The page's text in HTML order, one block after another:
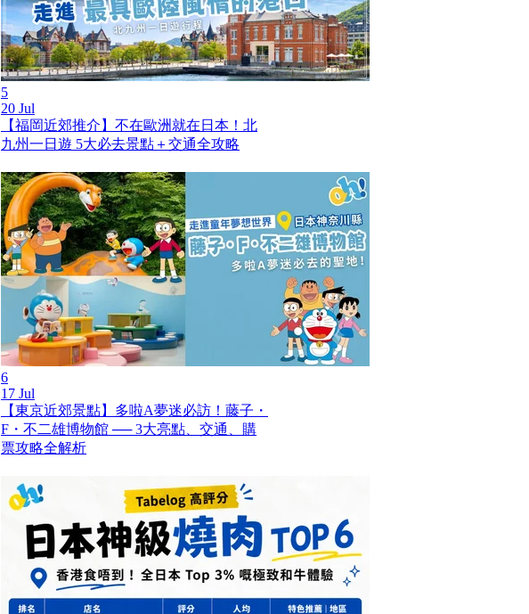
5
20 Jul
【福岡近郊推介】不在歐洲就在日本！北
九州一日遊 5大必去景點＋交通全攻略
6
17 Jul
【東京近郊景點】多啦A夢迷必訪！藤子・
F・不二雄博物館 ── 3大亮點、交通、購
票攻略全解析